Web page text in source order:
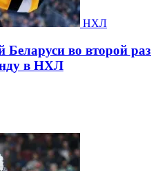
НХЛ
Беларуси во второй раз
в НХЛ